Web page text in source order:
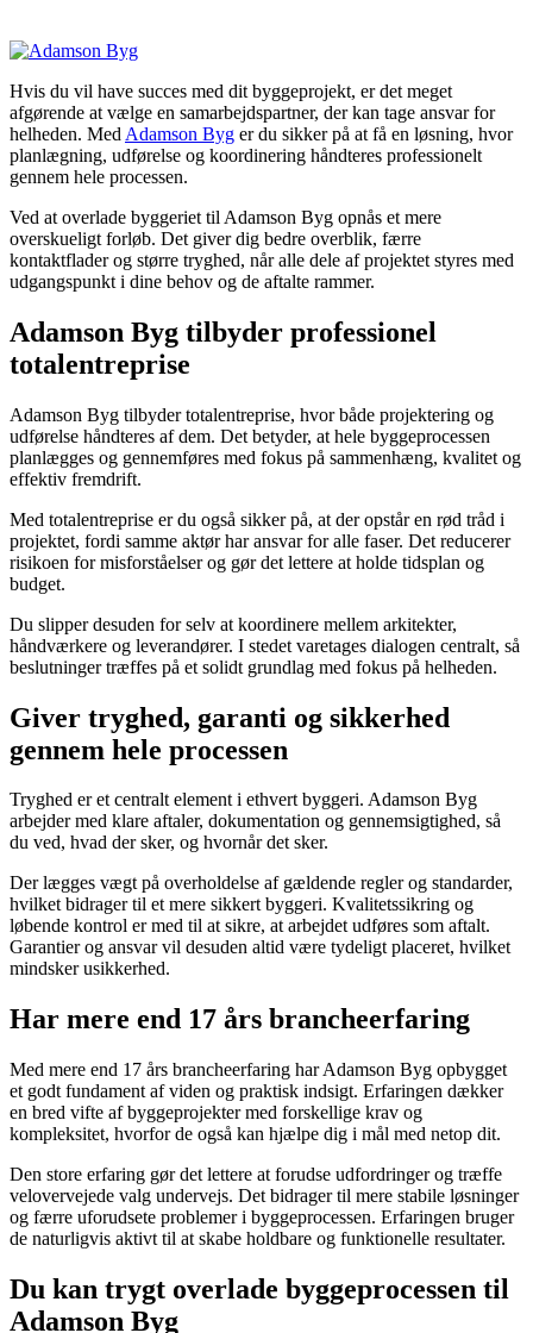
Hvis du vil have succes med dit byggeprojekt, er det meget
afgørende at vælge en samarbejdspartner, der kan tage ansvar for
helheden. Med Adamson Byg er du sikker på at få en løsning, hvor
planlægning, udførelse og koordinering håndteres professionelt
gennem hele processen.
Ved at overlade byggeriet til Adamson Byg opnås et mere
overskueligt forløb. Det giver dig bedre overblik, færre
kontaktflader og større tryghed, når alle dele af projektet styres med
udgangspunkt i dine behov og de aftalte rammer.
Adamson Byg tilbyder professionel
totalentreprise
Adamson Byg tilbyder totalentreprise, hvor både projektering og
udførelse håndteres af dem. Det betyder, at hele byggeprocessen
planlægges og gennemføres med fokus på sammenhæng, kvalitet og
effektiv fremdrift.
Med totalentreprise er du også sikker på, at der opstår en rød tråd i
projektet, fordi samme aktør har ansvar for alle faser. Det reducerer
risikoen for misforståelser og gør det lettere at holde tidsplan og
budget.
Du slipper desuden for selv at koordinere mellem arkitekter,
håndværkere og leverandører. I stedet varetages dialogen centralt, så
beslutninger træffes på et solidt grundlag med fokus på helheden.
Giver tryghed, garanti og sikkerhed
gennem hele processen
Tryghed er et centralt element i ethvert byggeri. Adamson Byg
arbejder med klare aftaler, dokumentation og gennemsigtighed, så
du ved, hvad der sker, og hvornår det sker.
Der lægges vægt på overholdelse af gældende regler og standarder,
hvilket bidrager til et mere sikkert byggeri. Kvalitetssikring og
løbende kontrol er med til at sikre, at arbejdet udføres som aftalt.
Garantier og ansvar vil desuden altid være tydeligt placeret, hvilket
mindsker usikkerhed.
Har mere end 17 års brancheerfaring
Med mere end 17 års brancheerfaring har Adamson Byg opbygget
et godt fundament af viden og praktisk indsigt. Erfaringen dækker
en bred vifte af byggeprojekter med forskellige krav og
kompleksitet, hvorfor de også kan hjælpe dig i mål med netop dit.
Den store erfaring gør det lettere at forudse udfordringer og træffe
velovervejede valg undervejs. Det bidrager til mere stabile løsninger
og færre uforudsete problemer i byggeprocessen. Erfaringen bruger
de naturligvis aktivt til at skabe holdbare og funktionelle resultater.
Du kan trygt overlade byggeprocessen til
Adamson Byg